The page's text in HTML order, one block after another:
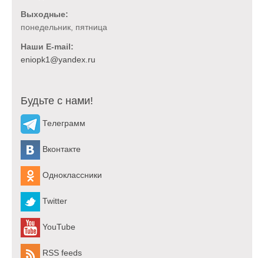
Выходные:
понедельник, пятница
Наши E-mail:
Будьте с нами!
Телеграмм
Вконтакте
Одноклассники
Twitter
YouTube
RSS feeds